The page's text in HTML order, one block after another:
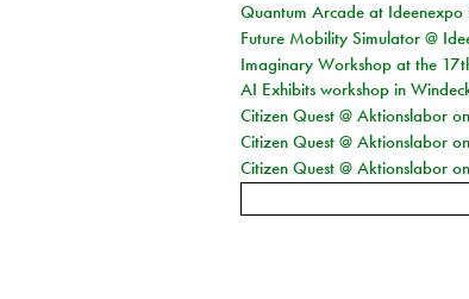
Quantum Arcade at
Future Mobility Simulator @
Imaginary Workshop at the
AI Exhibits workshop in
Citizen Quest @ Aktionslabor
Citizen Quest @ Aktionslabor
Citizen Quest @ Aktionslabor